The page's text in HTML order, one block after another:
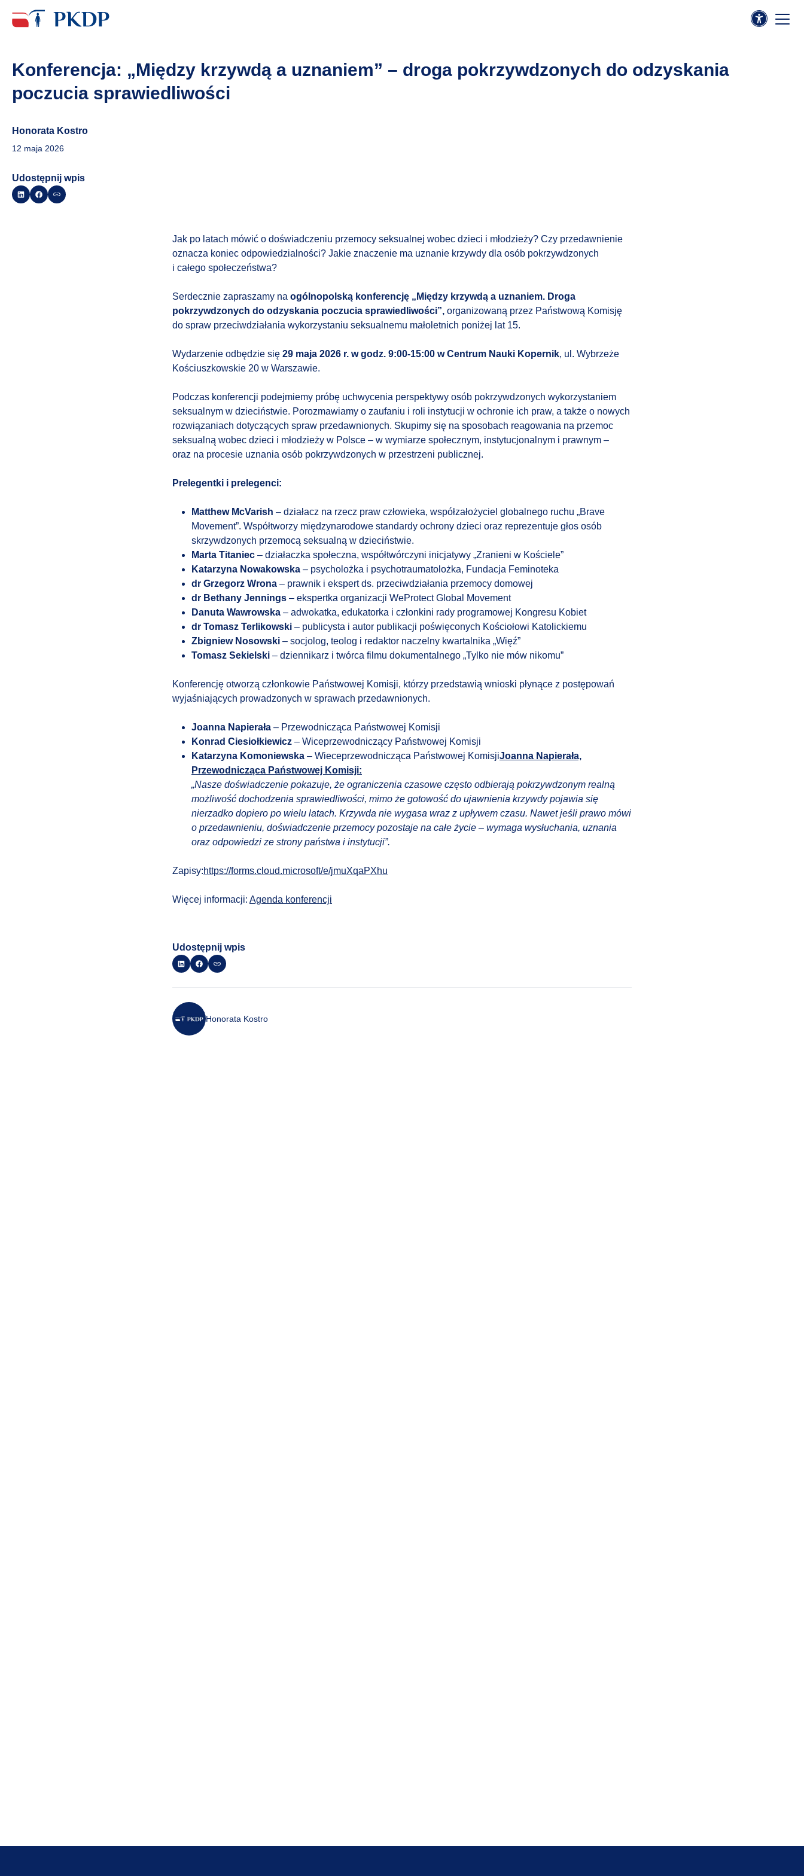
Konferencja: „Między krzywdą a uznaniem” – droga pokrzywdzonych do odzyskania
poczucia sprawiedliwości
Honorata Kostro
12 maja 2026
Udostępnij wpis
Jak po latach mówić o doświadczeniu przemocy seksualnej wobec dzieci i młodzieży? Czy przedawnienie
oznacza koniec odpowiedzialności? Jakie znaczenie ma uznanie krzywdy dla osób pokrzywdzonych
i całego społeczeństwa?
Serdecznie zapraszamy na ogólnopolską konferencję „Między krzywdą a uznaniem. Droga
pokrzywdzonych do odzyskania poczucia sprawiedliwości”, organizowaną przez Państwową Komisję
do spraw przeciwdziałania wykorzystaniu seksualnemu małoletnich poniżej lat 15.
Wydarzenie odbędzie się 29 maja 2026 r. w godz. 9:00-15:00 w Centrum Nauki Kopernik, ul. Wybrzeże
Kościuszkowskie 20 w Warszawie.
Podczas konferencji podejmiemy próbę uchwycenia perspektywy osób pokrzywdzonych wykorzystaniem
seksualnym w dzieciństwie. Porozmawiamy o zaufaniu i roli instytucji w ochronie ich praw, a także o nowych
rozwiązaniach dotyczących spraw przedawnionych. Skupimy się na sposobach reagowania na przemoc
seksualną wobec dzieci i młodzieży w Polsce – w wymiarze społecznym, instytucjonalnym i prawnym –
oraz na procesie uznania osób pokrzywdzonych w przestrzeni publicznej.
Prelegentki i prelegenci:
Matthew McVarish – działacz na rzecz praw człowieka, współzałożyciel globalnego ruchu „Brave
Movement”. Współtworzy międzynarodowe standardy ochrony dzieci oraz reprezentuje głos osób
skrzywdzonych przemocą seksualną w dzieciństwie.
Marta Titaniec – działaczka społeczna, współtwórczyni inicjatywy „Zranieni w Kościele”
Katarzyna Nowakowska – psycholożka i psychotraumatolożka, Fundacja Feminoteka
dr Grzegorz Wrona – prawnik i ekspert ds. przeciwdziałania przemocy domowej
dr Bethany Jennings – ekspertka organizacji WeProtect Global Movement
Danuta Wawrowska – adwokatka, edukatorka i członkini rady programowej Kongresu Kobiet
dr Tomasz Terlikowski – publicysta i autor publikacji poświęconych Kościołowi Katolickiemu
Zbigniew Nosowski – socjolog, teolog i redaktor naczelny kwartalnika „Więź”
Tomasz Sekielski – dziennikarz i twórca filmu dokumentalnego „Tylko nie mów nikomu”
Konferencję otworzą członkowie Państwowej Komisji, którzy przedstawią wnioski płynące z postępowań
wyjaśniających prowadzonych w sprawach przedawnionych.
Joanna Napierała – Przewodnicząca Państwowej Komisji
Konrad Ciesiołkiewicz – Wiceprzewodniczący Państwowej Komisji
Katarzyna Komoniewska – Wieceprzewodnicząca Państwowej KomisjiJoanna Napierała,
Przewodnicząca Państwowej Komisji:
„Nasze doświadczenie pokazuje, że ograniczenia czasowe często odbierają pokrzywdzonym realną
możliwość dochodzenia sprawiedliwości, mimo że gotowość do ujawnienia krzywdy pojawia się
nierzadko dopiero po wielu latach. Krzywda nie wygasa wraz z upływem czasu. Nawet jeśli prawo mówi
o przedawnieniu, doświadczenie przemocy pozostaje na całe życie – wymaga wysłuchania, uznania
oraz odpowiedzi ze strony państwa i instytucji”.
Zapisy:https://forms.cloud.microsoft/e/jmuXqaPXhu
Więcej informacji: Agenda konferencji
Udostępnij wpis
Honorata Kostro